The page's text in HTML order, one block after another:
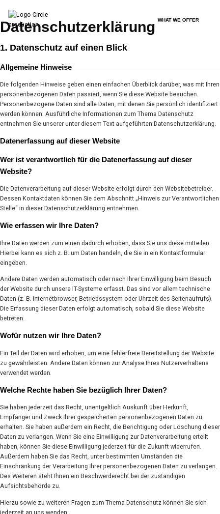
WHAT WE OFFER
Datenschutz­erklärung
1. Datenschutz auf einen Blick
Allgemeine Hinweise
Die folgenden Hinweise geben einen einfachen Überblick darüber, was mit Ihren
personenbezogenen Daten passiert, wenn Sie diese Website besuchen.
Personenbezogene Daten sind alle Daten, mit denen Sie persönlich identifiziert
werden können. Ausführliche Informationen zum Thema Datenschutz
entnehmen Sie unserer unter diesem Text aufgeführten Datenschutzerklärung.
Datenerfassung auf dieser Website
Wer ist verantwortlich für die Datenerfassung auf dieser
Website?
Die Datenverarbeitung auf dieser Website erfolgt durch den Websitebetreiber.
Dessen Kontaktdaten können Sie dem Abschnitt „Hinweis zur Verantwortlichen
Stelle“ in dieser Datenschutzerklärung entnehmen.
Wie erfassen wir Ihre Daten?
Ihre Daten werden zum einen dadurch erhoben, dass Sie uns diese mitteilen.
Hierbei kann es sich z. B. um Daten handeln, die Sie in ein Kontaktformular
eingeben.
Andere Daten werden automatisch oder nach Ihrer Einwilligung beim Besuch
der Website durch unsere IT-Systeme erfasst. Das sind vor allem technische
Daten (z. B. Internetbrowser, Betriebssystem oder Uhrzeit des Seitenaufrufs).
Die Erfassung dieser Daten erfolgt automatisch, sobald Sie diese Website
betreten.
Wofür nutzen wir Ihre Daten?
Ein Teil der Daten wird erhoben, um eine fehlerfreie Bereitstellung der Website
zu gewährleisten. Andere Daten können zur Analyse Ihres Nutzerverhaltens
verwendet werden.
Welche Rechte haben Sie bezüglich Ihrer Daten?
Sie haben jederzeit das Recht, unentgeltlich Auskunft über Herkunft,
Empfänger und Zweck Ihrer gespeicherten personenbezogenen Daten zu
erhalten. Sie haben außerdem ein Recht, die Berichtigung oder Löschung dieser
Daten zu verlangen. Wenn Sie eine Einwilligung zur Datenverarbeitung erteilt
haben, können Sie diese Einwilligung jederzeit für die Zukunft widerrufen.
Außerdem haben Sie das Recht, unter bestimmten Umständen die
Einschränkung der Verarbeitung Ihrer personenbezogenen Daten zu verlangen.
Des Weiteren steht Ihnen ein Beschwerderecht bei der zuständigen
Aufsichtsbehörde zu.
Hierzu sowie zu weiteren Fragen zum Thema Datenschutz können Sie sich
jederzeit an uns wenden.